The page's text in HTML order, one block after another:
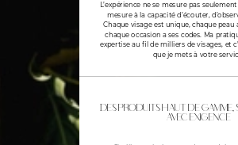
L’expérience ne se mesure pas
mesure à la capacité d’écouter,
Chaque visage est unique, chaque peau
chaque occasion a ses codes. Ma
expertise au fil de milliers de visages, et
que je mets à votre
Des produits haut de
avec exigence